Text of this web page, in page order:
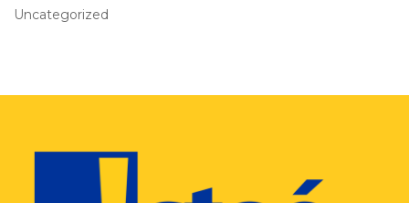
Uncategorized